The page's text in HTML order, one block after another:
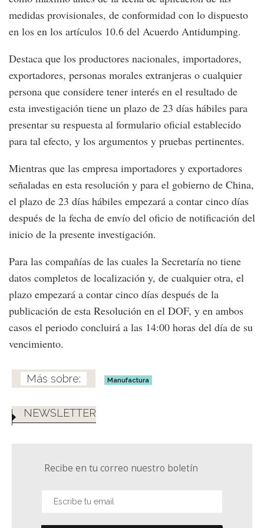
medidas provisionales, de conformidad con lo dispuesto
en los en los artículos 10.6 del Acuerdo Antidumping.
Destaca que los productores nacionales, importadores,
exportadores, personas morales extranjeras o cualquier
persona que considere tener interés en el resultado de
esta investigación tiene un plazo de 23 días hábiles para
presentar su respuesta al formulario oficial establecido
para tal efecto, y los argumentos y pruebas pertinentes.
Mientras que las empresa importadores y exportadores
señaladas en esta resolución y para el gobierno de China,
el plazo de 23 días hábiles empezará a contar cinco días
después de la fecha de envío del oficio de notificación del
inicio de la presente investigación.
Para las compañías de las cuales la Secretaría no tiene
datos completos de localización y, de cualquier otra, el
plazo empezará a contar cinco días después de la
publicación de esta Resolución en el DOF, y en ambos
casos el periodo concluirá a las 14:00 horas del día de su
vencimiento.
Manufactura
NEWSLETTER
Recibe en tu correo nuestro boletín